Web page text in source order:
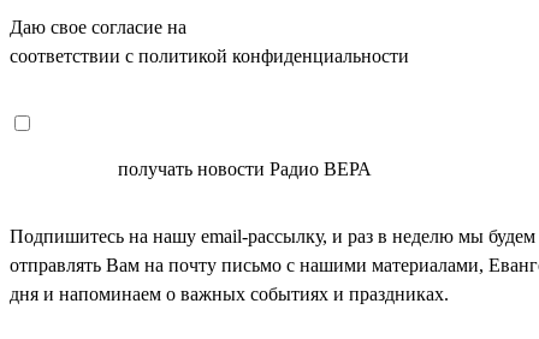
Даю свое согласие на
соответствии с политикой конфиденциальности
получать новости Радио ВЕРА
Подпишитесь на нашу email-рассылку, и раз в неделю мы будем
отправлять Вам на почту письмо с нашими материалами,
дня и напоминаем о важных событиях и праздниках.